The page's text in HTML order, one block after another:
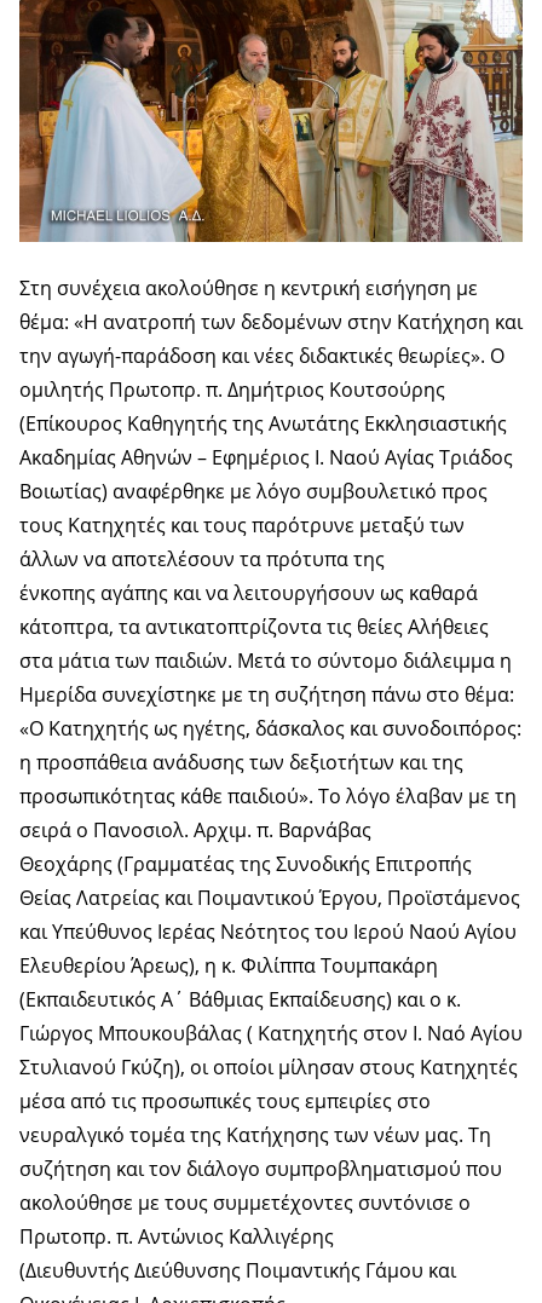
Στη συνέχεια ακολούθησε η κεντρική εισήγηση με
θέμα: «Η ανατροπή των δεδομένων στην Κατήχηση και
την αγωγή-παράδοση και νέες διδακτικές θεωρίες». Ο
ομιλητής Πρωτοπρ. π. Δημήτριος Κουτσούρης
(Επίκουρος Καθηγητής της Ανωτάτης Εκκλησιαστικής
Ακαδημίας Αθηνών – Εφημέριος Ι. Ναού Αγίας Τριάδος
Βοιωτίας) αναφέρθηκε με λόγο συμβουλετικό προς
τους Κατηχητές και τους παρότρυνε μεταξύ των
άλλων να αποτελέσουν τα πρότυπα της
ένκοπης αγάπης και να λειτουργήσουν ως καθαρά
κάτοπτρα, τα αντικατοπτρίζοντα τις θείες Αλήθειες
στα μάτια των παιδιών. Μετά το σύντομο διάλειμμα η
Ημερίδα συνεχίστηκε με τη συζήτηση πάνω στο θέμα:
«Ο Κατηχητής ως ηγέτης, δάσκαλος και συνοδοιπόρος:
η προσπάθεια ανάδυσης των δεξιοτήτων και της
προσωπικότητας κάθε παιδιού». Το λόγο έλαβαν με τη
σειρά ο Πανοσιολ. Αρχιμ. π. Βαρνάβας
Θεοχάρης (Γραμματέας της Συνοδικής Επιτροπής
Θείας Λατρείας και Ποιμαντικού Έργου, Προϊστάμενος
και Υπεύθυνος Ιερέας Νεότητος του Ιερού Ναού Αγίου
Ελευθερίου Άρεως), η κ. Φιλίππα Τουμπακάρη
(Εκπαιδευτικός Α΄ Βάθμιας Εκπαίδευσης) και ο κ.
Γιώργος Μπουκουβάλας ( Κατηχητής στον Ι. Ναό Αγίου
Στυλιανού Γκύζη), οι οποίοι μίλησαν στους Κατηχητές
μέσα από τις προσωπικές τους εμπειρίες στο
νευραλγικό τομέα της Κατήχησης των νέων μας. Τη
συζήτηση και τον διάλογο συμπροβληματισμού που
ακολούθησε με τους συμμετέχοντες συντόνισε ο
Πρωτοπρ. π. Αντώνιος Καλλιγέρης
(Διευθυντής Διεύθυνσης Ποιμαντικής Γάμου και